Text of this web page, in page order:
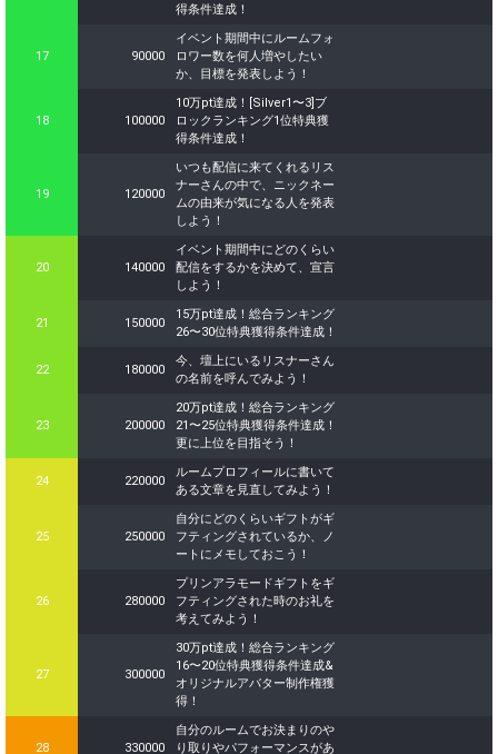
得条件達成！
17 90000
イベント期間中にルームフォ
ロワー数を何人増やしたい
か、目標を発表しよう！
18 100000
10万pt達成！[Silver1〜3]ブ
ロックランキング1位特典獲
得条件達成！
19 120000
いつも配信に来てくれるリス
ナーさんの中で、ニックネー
ムの由来が気になる人を発表
しよう！
20 140000
イベント期間中にどのくらい
配信をするかを決めて、宣言
しよう！
21 150000
15万pt達成！総合ランキング
26〜30位特典獲得条件達成！
22 180000
今、壇上にいるリスナーさん
の名前を呼んでみよう！
23 200000
20万pt達成！総合ランキング
21〜25位特典獲得条件達成！
更に上位を目指そう！
24 220000
ルームプロフィールに書いて
ある文章を見直してみよう！
25 250000
自分にどのくらいギフトがギ
フティングされているか、ノ
ートにメモしておこう！
26 280000
プリンアラモードギフトをギ
フティングされた時のお礼を
考えてみよう！
27 300000
30万pt達成！総合ランキング
16〜20位特典獲得条件達成&
オリジナルアバター制作権獲
得！
28 330000
自分のルームでお決まりのや
り取りやパフォーマンスがあ